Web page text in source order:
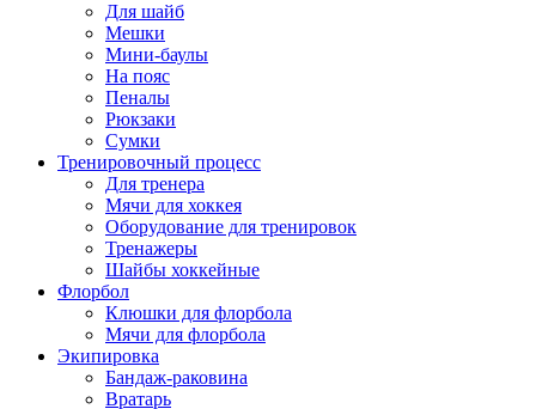
Для шайб
Мешки
Мини-баулы
На пояс
Пеналы
Рюкзаки
Сумки
Тренировочный процесс
Для тренера
Мячи для хоккея
Оборудование для тренировок
Тренажеры
Шайбы хоккейные
Флорбол
Клюшки для флорбола
Мячи для флорбола
Экипировка
Бандаж-раковина
Вратарь